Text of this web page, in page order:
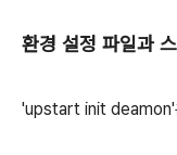
환경 설정 파일과
'upstart init deamon'